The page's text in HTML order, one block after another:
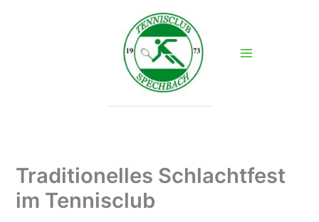
Traditionelles Schlachtfest
im Tennisclub